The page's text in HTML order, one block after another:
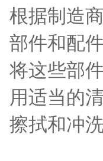
根据制造
部件和配
将这些部
用适当的
擦拭和冲